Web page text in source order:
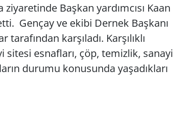
Başkan yardımcısı Kaan
Gençay ve ekibi Dernek Başkanı
karşıladı. Karşılıklı
sitesi esnafları, çöp, temizlik, sanayi
durumu konusunda yaşadıkları